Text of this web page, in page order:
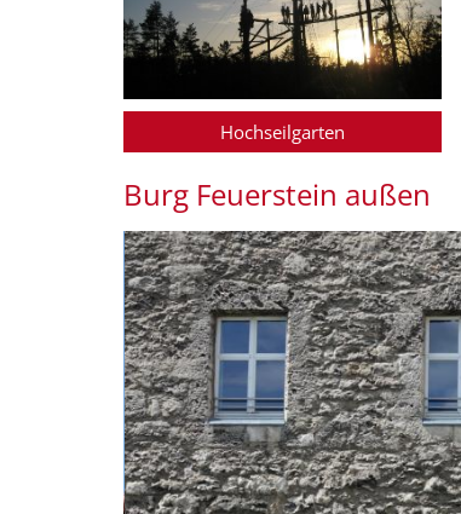
Hochseilgarten
Burg Feuerstein außen